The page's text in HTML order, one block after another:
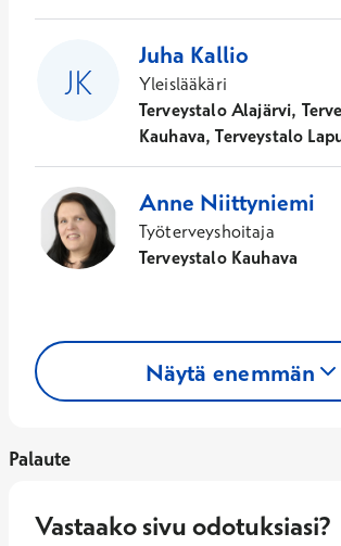
Juha Kallio
Yleislääkäri
Terveystalo Alajärvi,
Kauhava, Terveystalo
Anne Niittyniemi
Työterveyshoitaja
Terveystalo Kauhava
Näytä enemmän
Palaute
Vastaako sivu odotuksiasi?